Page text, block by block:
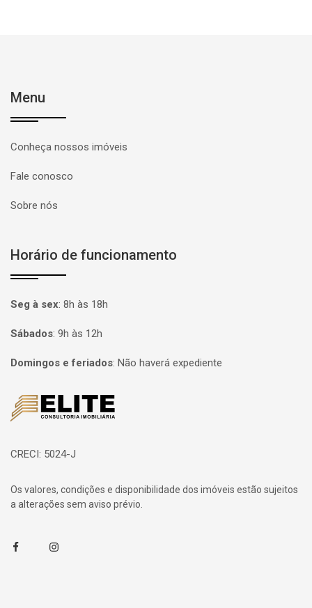
Menu
Conheça nossos imóveis
Fale conosco
Sobre nós
Horário de funcionamento
Seg à sex: 8h às 18h
Sábados: 9h às 12h
Domingos e feriados: Não haverá expediente
Página inicial
CRECI: 5024-J
Os valores, condições e disponibilidade dos imóveis estão sujeitos
a alterações sem aviso prévio.
FacebookInstagram